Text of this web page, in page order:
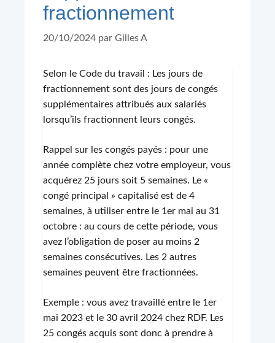
fractionnement
20/10/2024 par Gilles A
Selon le Code du travail : Les jours de
fractionnement sont des jours de congés
supplémentaires attribués aux salariés
lorsqu’ils fractionnent leurs congés.
Rappel sur les congés payés : pour une
année complète chez votre employeur, vous
acquérez 25 jours soit 5 semaines. Le «
congé principal » capitalisé est de 4
semaines, à utiliser entre le 1er mai au 31
octobre : au cours de cette période, vous
avez l’obligation de poser au moins 2
semaines consécutives. Les 2 autres
semaines peuvent être fractionnées.
Exemple : vous avez travaillé entre le 1er
mai 2023 et le 30 avril 2024 chez RDF. Les
25 congés acquis sont donc à prendre à